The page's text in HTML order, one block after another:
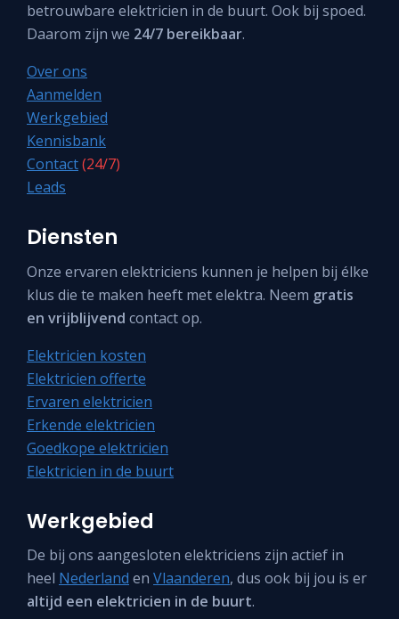
betrouwbare elektricien in de buurt. Ook bij spoed.
Daarom zijn we 24/7 bereikbaar.
Over ons
Aanmelden
Werkgebied
Kennisbank
Contact(24/7)
Leads
Diensten
Onze ervaren elektriciens kunnen je helpen bij élke
klus die te maken heeft met elektra. Neem gratis
en vrijblijvend contact op.
Elektricien kosten
Elektricien offerte
Ervaren elektricien
Erkende elektricien
Goedkope elektricien
Elektricien in de buurt
Werkgebied
De bij ons aangesloten elektriciens zijn actief in
heel Nederland en Vlaanderen, dus ook bij jou is er
altijd een elektricien in de buurt.